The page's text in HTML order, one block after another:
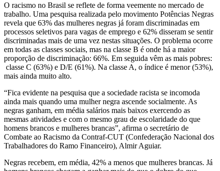
O racismo no Brasil se reflete de forma veemente no mercado de
trabalho. Uma pesquisa realizada pelo movimento Potências Negras
revela que 63% das mulheres negras já foram discriminadas em
processos seletivos para vagas de emprego e 62% disseram se sentir
discriminadas mais de uma vez nestas situações. O problema ocorre
em todas as classes sociais, mas na classe B é onde há a maior
proporção de discriminação: 66%. Em seguida vêm as mais pobres:
classe C (63%) e D/E (61%). Na classe A, o índice é menor (53%),
mais ainda muito alto.
“Fica evidente na pesquisa que a sociedade racista se incomoda
ainda mais quando uma mulher negra ascende socialmente. As
negras ganham, em média salários mais baixos exercendo as
mesmas atividades e com o mesmo grau de escolaridade do que
homens brancos e mulheres brancas”, afirma o secretário de
Combate ao Racismo da Contraf-CUT (Confederação Nacional dos
Trabalhadores do Ramo Financeiro), Almir Aguiar.
Negras recebem, em média, 42% a menos que mulheres brancas. Já